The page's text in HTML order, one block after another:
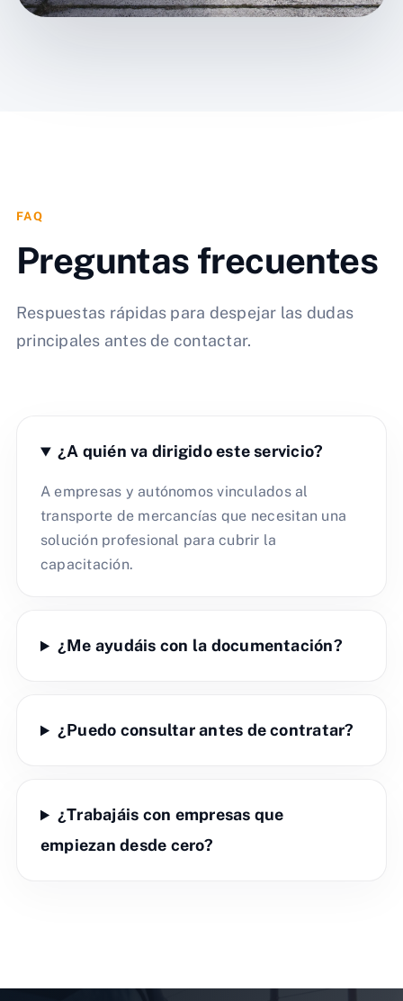
FAQ
Preguntas frecuentes
Respuestas rápidas para despejar las dudas
principales antes de contactar.
¿A quién va dirigido este servicio?
A empresas y autónomos vinculados al
transporte de mercancías que necesitan una
solución profesional para cubrir la
capacitación.
¿Me ayudáis con la documentación?
¿Puedo consultar antes de contratar?
¿Trabajáis con empresas que
empiezan desde cero?